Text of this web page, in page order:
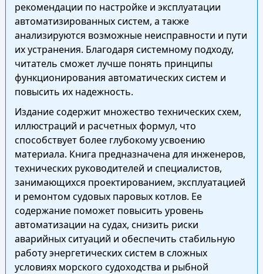
рекомендации по настройке и эксплуатации
автоматизированных систем, а также
анализируются возможные неисправности и пути
их устранения. Благодаря системному подходу,
читатель сможет лучше понять принципы
функционирования автоматических систем и
повысить их надежность.
Издание содержит множество технических схем,
иллюстраций и расчетных формул, что
способствует более глубокому усвоению
материала. Книга предназначена для инженеров,
технических руководителей и специалистов,
занимающихся проектированием, эксплуатацией
и ремонтом судовых паровых котлов. Ее
содержание поможет повысить уровень
автоматизации на судах, снизить риски
аварийных ситуаций и обеспечить стабильную
работу энергетических систем в сложных
условиях морского судоходства и рыбной